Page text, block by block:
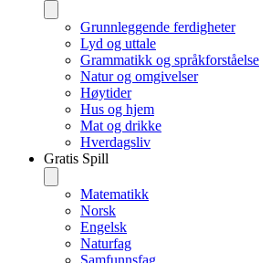
Grunnleggende ferdigheter
Lyd og uttale
Grammatikk og språkforståelse
Natur og omgivelser
Høytider
Hus og hjem
Mat og drikke
Hverdagsliv
Gratis Spill
Matematikk
Norsk
Engelsk
Naturfag
Samfunnsfag